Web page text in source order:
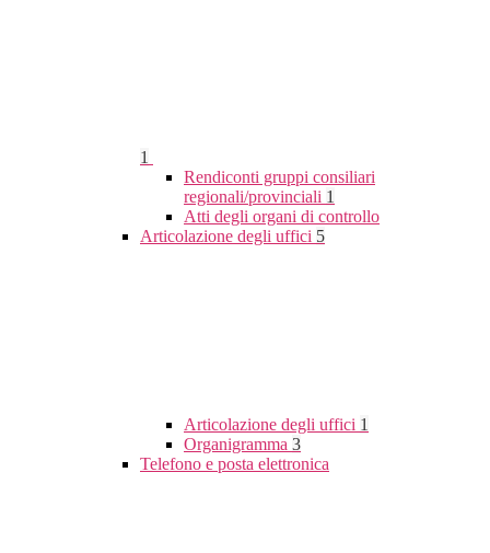
1
Rendiconti gruppi consiliari
regionali/provinciali 1
Atti degli organi di controllo
Articolazione degli uffici 5
Articolazione degli uffici 1
Organigramma 3
Telefono e posta elettronica